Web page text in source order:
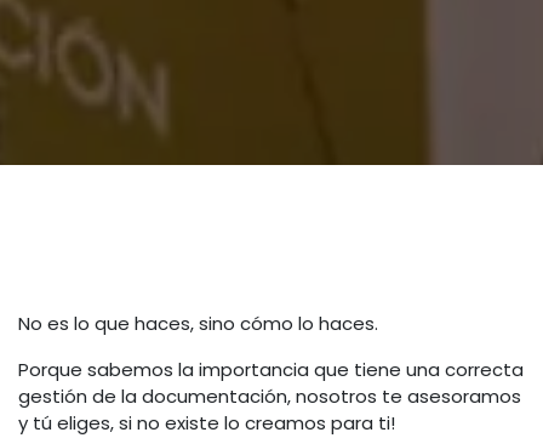
No es lo que haces, sino cómo lo haces.
Porque sabemos la importancia que tiene una correcta
gestión de la documentación, nosotros te asesoramos
y tú eliges, si no existe lo creamos para ti!